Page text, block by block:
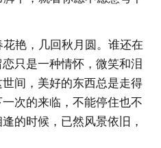
艳，几回秋月圆。谁还在
只是一种情怀，微笑和泪
间，美好的东西总是走得
次的来临，不能停住也不
的时候，已然风景依旧，